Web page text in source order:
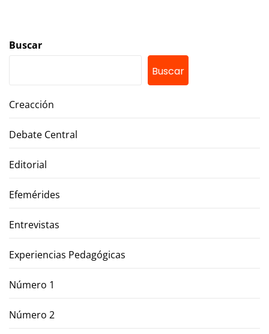
Buscar
Buscar
Creacción
Debate Central
Editorial
Efemérides
Entrevistas
Experiencias Pedagógicas
Número 1
Número 2